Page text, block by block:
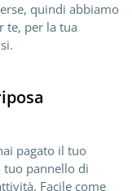
quindi abbiamo
te, per la tua
pagato il tuo
tuo pannello di
Facile come